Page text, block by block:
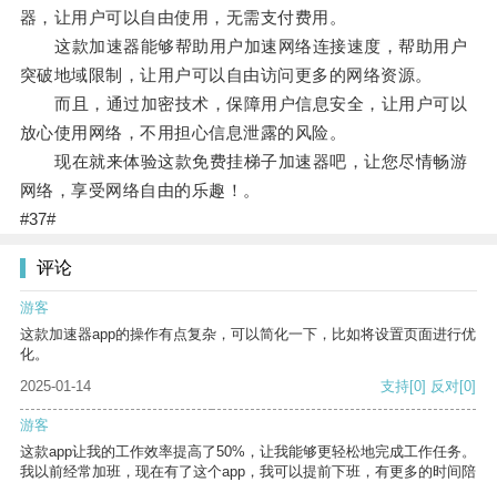
器，让用户可以自由使用，无需支付费用。
这款加速器能够帮助用户加速网络连接速度，帮助用户
突破地域限制，让用户可以自由访问更多的网络资源。
而且，通过加密技术，保障用户信息安全，让用户可以
放心使用网络，不用担心信息泄露的风险。
现在就来体验这款免费挂梯子加速器吧，让您尽情畅游
网络，享受网络自由的乐趣！。
#37#
评论
游客
这款加速器app的操作有点复杂，可以简化一下，比如将设置页面进行优
化。
2025-01-14
支持[0] 反对[0]
游客
这款app让我的工作效率提高了50%，让我能够更轻松地完成工作任务。
我以前经常加班，现在有了这个app，我可以提前下班，有更多的时间陪